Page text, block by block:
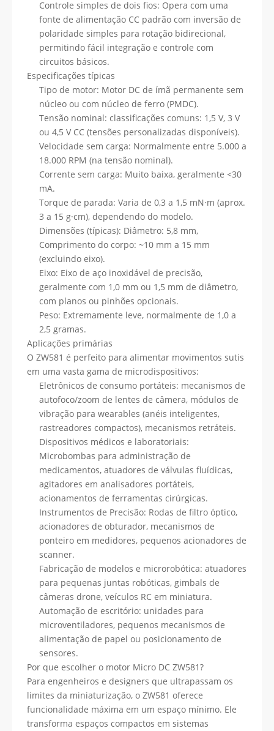
Controle simples de dois fios: Opera com uma
fonte de alimentação CC padrão com inversão de
polaridade simples para rotação bidirecional,
permitindo fácil integração e controle com
circuitos básicos.
Especificações típicas
Tipo de motor: Motor DC de ímã permanente sem
núcleo ou com núcleo de ferro (PMDC).
Tensão nominal: classificações comuns: 1,5 V, 3 V
ou 4,5 V CC (tensões personalizadas disponíveis).
Velocidade sem carga: Normalmente entre 5.000 a
18.000 RPM (na tensão nominal).
Corrente sem carga: Muito baixa, geralmente <30
mA.
Torque de parada: Varia de 0,3 a 1,5 mN·m (aprox.
3 a 15 g·cm), dependendo do modelo.
Dimensões (típicas): Diâmetro: 5,8 mm,
Comprimento do corpo: ~10 mm a 15 mm
(excluindo eixo).
Eixo: Eixo de aço inoxidável de precisão,
geralmente com 1,0 mm ou 1,5 mm de diâmetro,
com planos ou pinhões opcionais.
Peso: Extremamente leve, normalmente de 1,0 a
2,5 gramas.
Aplicações primárias
O ZW581 é perfeito para alimentar movimentos sutis
em uma vasta gama de microdispositivos:
Eletrônicos de consumo portáteis: mecanismos de
autofoco/zoom de lentes de câmera, módulos de
vibração para wearables (anéis inteligentes,
rastreadores compactos), mecanismos retráteis.
Dispositivos médicos e laboratoriais:
Microbombas para administração de
medicamentos, atuadores de válvulas fluídicas,
agitadores em analisadores portáteis,
acionamentos de ferramentas cirúrgicas.
Instrumentos de Precisão: Rodas de filtro óptico,
acionadores de obturador, mecanismos de
ponteiro em medidores, pequenos acionadores de
scanner.
Fabricação de modelos e microrobótica: atuadores
para pequenas juntas robóticas, gimbals de
câmeras drone, veículos RC em miniatura.
Automação de escritório: unidades para
microventiladores, pequenos mecanismos de
alimentação de papel ou posicionamento de
sensores.
Por que escolher o motor Micro DC ZW581?
Para engenheiros e designers que ultrapassam os
limites da miniaturização, o ZW581 oferece
funcionalidade máxima em um espaço mínimo. Ele
transforma espaços compactos em sistemas